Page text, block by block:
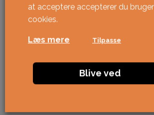
at acceptere accepterer du
cookies.
Læs mere Tilpasse
Blive ved